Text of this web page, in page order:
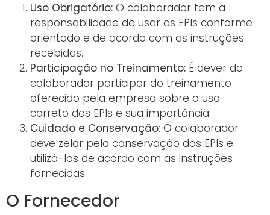
Uso Obrigatório: O colaborador tem a
responsabilidade de usar os EPIs conforme
orientado e de acordo com as instruções
recebidas.
Participação no Treinamento: É dever do
colaborador participar do treinamento
oferecido pela empresa sobre o uso
correto dos EPIs e sua importância.
Cuidado e Conservação: O colaborador
deve zelar pela conservação dos EPIs e
utilizá-los de acordo com as instruções
fornecidas.
O Fornecedor